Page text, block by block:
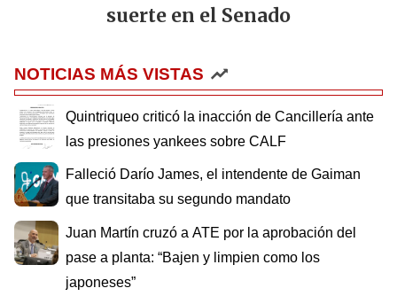
suerte en el Senado
NOTICIAS MÁS VISTAS
Quintriqueo criticó la inacción de Cancillería ante
las presiones yankees sobre CALF
Falleció Darío James, el intendente de Gaiman
que transitaba su segundo mandato
Juan Martín cruzó a ATE por la aprobación del
pase a planta: “Bajen y limpien como los
japoneses”